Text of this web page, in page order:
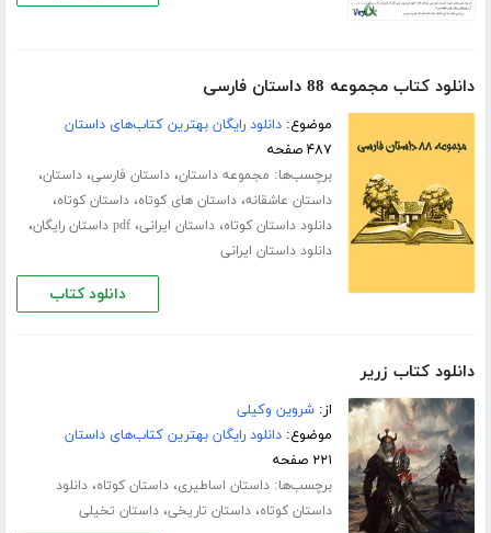
دانلود کتاب مجموعه 88 داستان فارسی
موضوع:دانلود رایگان بهترین کتاب‌های داستان
۴۸۷ صفحه
برچسب‌ها: مجموعه داستان،داستان فارسی،داستان،
داستان عاشقانه،داستان های کوتاه،داستان کوتاه،
دانلود داستان کوتاه،داستان ایرانی،pdf داستان رایگان ،
دانلود داستان ایرانی
دانلود کتاب
دانلود کتاب زریر
از:شروین وکیلی
موضوع:دانلود رایگان بهترین کتاب‌های داستان
۲۲۱ صفحه
برچسب‌ها:داستان اساطیری،داستان کوتاه،دانلود
داستان کوتاه،داستان تاریخی،داستان تخیلی